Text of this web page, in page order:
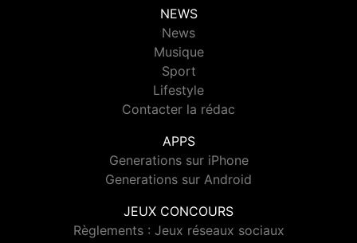
NEWS
News
Musique
Sport
Lifestyle
Contacter la rédac
APPS
Generations sur iPhone
Generations sur Android
JEUX CONCOURS
Règlements : Jeux réseaux sociaux